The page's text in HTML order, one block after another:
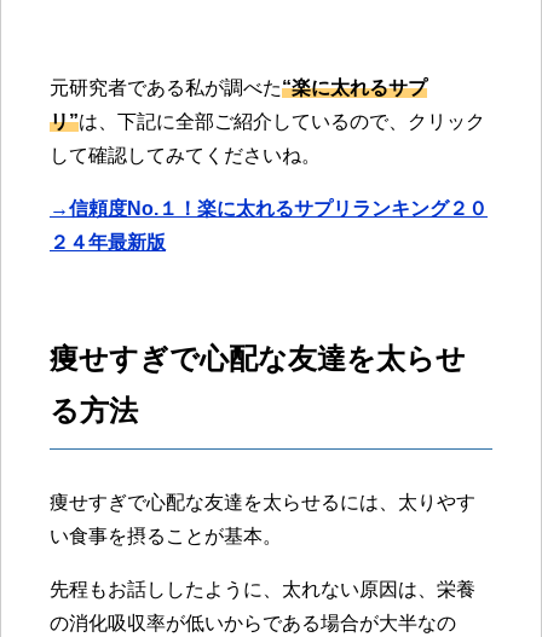
元研究者である私が調べた“楽に太れるサプ
リ”は、下記に全部ご紹介しているので、クリック
して確認してみてくださいね。
→信頼度No.１！楽に太れるサプリランキング２０
２４年最新版
痩せすぎで心配な友達を太らせ
る方法
痩せすぎで心配な友達を太らせるには、太りやす
い食事を摂ることが基本。
先程もお話ししたように、太れない原因は、栄養
の消化吸収率が低いからである場合が大半なの